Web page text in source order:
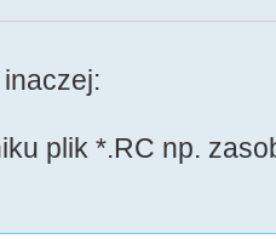
inaczej:
plik *.RC np.